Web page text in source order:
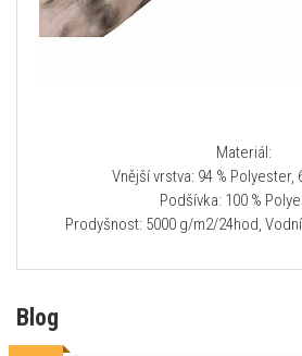
Materiál:
Vnější vrstva: 94 % Polyester,
Podšívka: 100 %
Prodyšnost: 5000 g/m2/24hod,
Blog